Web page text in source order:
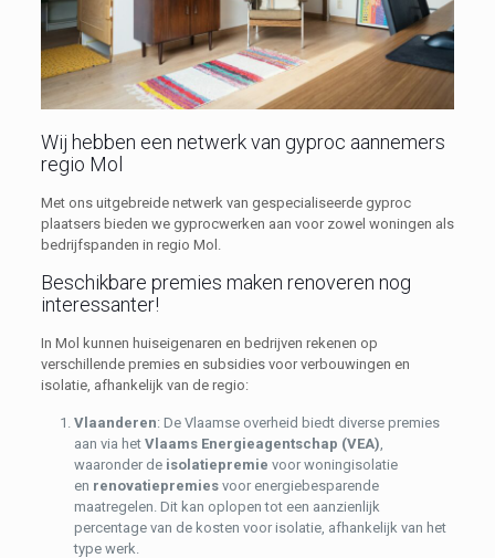
Wij hebben een netwerk van gyproc aannemers
regio Mol
Met ons uitgebreide netwerk van gespecialiseerde gyproc
plaatsers bieden we gyprocwerken aan voor zowel woningen als
bedrijfspanden in regio Mol.
Beschikbare premies maken renoveren nog
interessanter!
In Mol kunnen huiseigenaren en bedrijven rekenen op
verschillende premies en subsidies voor verbouwingen en
isolatie, afhankelijk van de regio:
Vlaanderen: De Vlaamse overheid biedt diverse premies
aan via het Vlaams Energieagentschap (VEA)
waaronder de isolatiepremie voor woningisolatie
en renovatiepremiesvoor energiebesparende
maatregelen. Dit kan oplopen tot een aanzienlijk
percentage van de kosten voor isolatie, afhankelijk van het
type werk.